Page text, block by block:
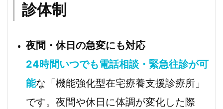
診体制
夜間・休日の急変にも対応
24時間いつでも電話相談・緊急往診が可
能な「機能強化型在宅療養支援診療所」
です。夜間や休日に体調が変化した際